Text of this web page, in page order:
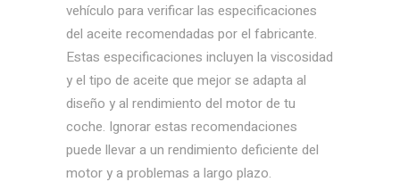
vehículo para verificar las especificaciones
del aceite recomendadas por el fabricante.
Estas especificaciones incluyen la viscosidad
y el tipo de aceite que mejor se adapta al
diseño y al rendimiento del motor de tu
coche. Ignorar estas recomendaciones
puede llevar a un rendimiento deficiente del
motor y a problemas a largo plazo.